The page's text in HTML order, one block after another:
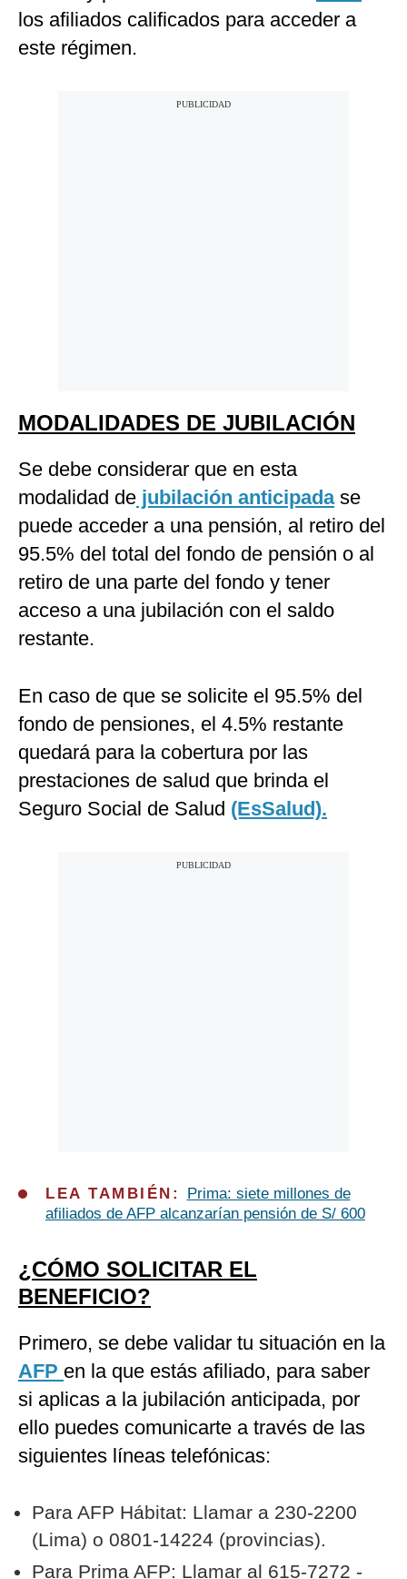
los afiliados calificados para acceder a
este régimen.
MODALIDADES DE JUBILACIÓN
Se debe considerar que en esta
modalidad de jubilación anticipadase
puede acceder a una pensión, al retiro del
95.5% del total del fondo de pensión o al
retiro de una parte del fondo y tener
acceso a una jubilación con el saldo
restante.
En caso de que se solicite el 95.5% del
fondo de pensiones, el 4.5% restante
quedará para la cobertura por las
prestaciones de salud que brinda el
Seguro Social de Salud (EsSalud).
LEA TAMBIÉN:
Prima: siete millones de
afiliados de AFP alcanzarían pensión de S/ 600
¿CÓMO SOLICITAR EL
BENEFICIO?
Primero, se debe validar tu situación en la
AFP en la que estás afiliado, para saber
si aplicas a la jubilación anticipada, por
ello puedes comunicarte a través de las
siguientes líneas telefónicas:
Para AFP Hábitat: Llamar a 230-2200
(Lima) o 0801-14224 (provincias).
Para Prima AFP: Llamar al 615-7272 -